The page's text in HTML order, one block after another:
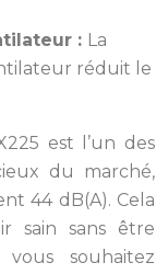
: La
réduit le
est l’un des
du marché,
44 dB(A). Cela
sain sans être
souhaitez